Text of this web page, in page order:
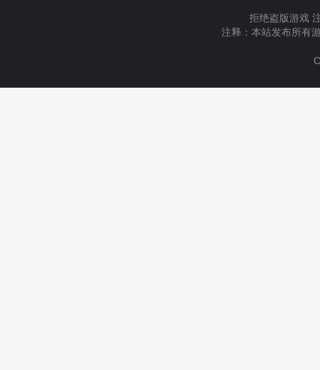
拒绝盗版游戏
注释：本站发布所有